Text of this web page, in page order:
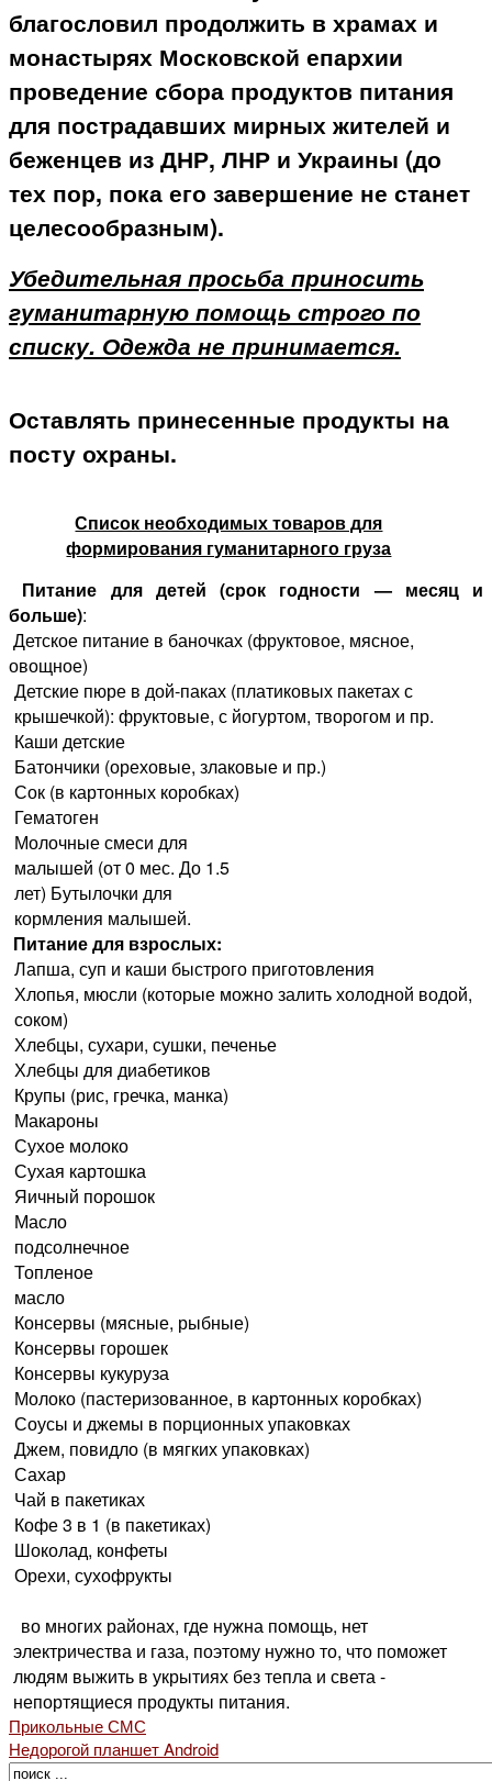
благословил продолжить в храмах и
монастырях Московской епархии
проведение сбора продуктов питания
для пострадавших мирных жителей и
беженцев из ДНР, ЛНР и Украины (до
тех пор, пока его завершение не станет
целесообразным).
Убедительная просьба приносить
гуманитарную помощь строго по
списку. Одежда не принимается.
Оставлять принесенные продукты на
посту охраны.
Список необходимых товаров для
формирования гуманитарного груза
Питание для детей (срок годности — месяц и
больше):
Детское питание в баночках (фруктовое, мясное,
овощное)
Детские пюре в дой-паках (платиковых пакетах с
крышечкой): фруктовые, с йогуртом, творогом и пр.
Каши детские
Батончики (ореховые, злаковые и пр.)
Сок (в картонных коробках)
Гематоген
Молочные смеси для
малышей (от 0 мес. До 1.5
лет) Бутылочки для
кормления малышей.
Питание для взрослых:
Лапша, суп и каши быстрого приготовления
Хлопья, мюсли (которые можно залить холодной водой,
соком)
Хлебцы, сухари, сушки, печенье
Хлебцы для диабетиков
Крупы (рис, гречка, манка)
Макароны
Сухое молоко
Сухая картошка
Яичный порошок
Масло
подсолнечное
Топленое
масло
Консервы (мясные, рыбные)
Консервы горошек
Консервы кукуруза
Молоко (пастеризованное, в картонных коробках)
Соусы и джемы в порционных упаковках
Джем, повидло (в мягких упаковках)
Сахар
Чай в пакетиках
Кофе 3 в 1 (в пакетиках)
Шоколад, конфеты
Орехи, сухофрукты
во многих районах, где нужна помощь, нет
электричества и газа, поэтому нужно то, что поможет
людям выжить в укрытиях без тепла и света -
непортящиеся продукты питания.
Прикольные СМС
Недорогой планшет Android